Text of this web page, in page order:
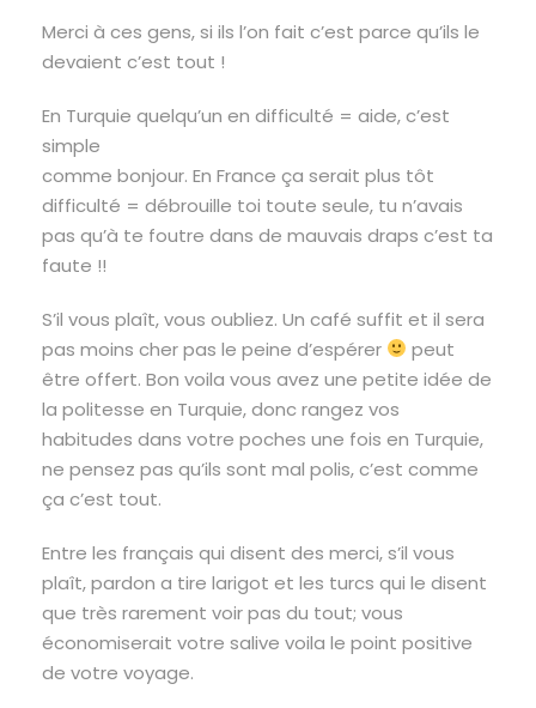
Merci à ces gens, si ils l’on fait c’est parce qu’ils le
devaient c’est tout !
En Turquie quelqu’un en difficulté = aide, c’est
simple
comme bonjour. En France ça serait plus tôt
difficulté = débrouille toi toute seule, tu n’avais
pas qu’à te foutre dans de mauvais draps c’est ta
faute !!
S’il vous plaît, vous oubliez. Un café suffit et il sera
pas moins cher pas le peine d’espérer
peut
être offert. Bon voila vous avez une petite idée de
la politesse en Turquie, donc rangez vos
habitudes dans votre poches une fois en Turquie,
ne pensez pas qu’ils sont mal polis, c’est comme
ça c’est tout.
Entre les français qui disent des merci, s’il vous
plaît, pardon a tire larigot et les turcs qui le disent
que très rarement voir pas du tout; vous
économiserait votre salive voila le point positive
de votre voyage.